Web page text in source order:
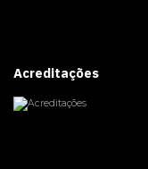
Acreditações